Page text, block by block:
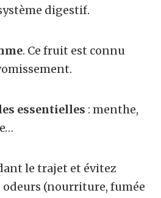
digestif.
. Ce fruit est connu
essentielles : menthe,
le trajet et évitez
odeurs (nourriture, fumée